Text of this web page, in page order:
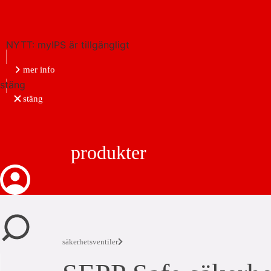
NYTT: myIPS är tillgängligt
mer info
stäng
stäng
produkter
säkerhetsventiler